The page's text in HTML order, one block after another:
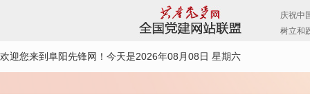
欢迎您来到阜阳先锋网！ 今天是2026年08月08日 星期六